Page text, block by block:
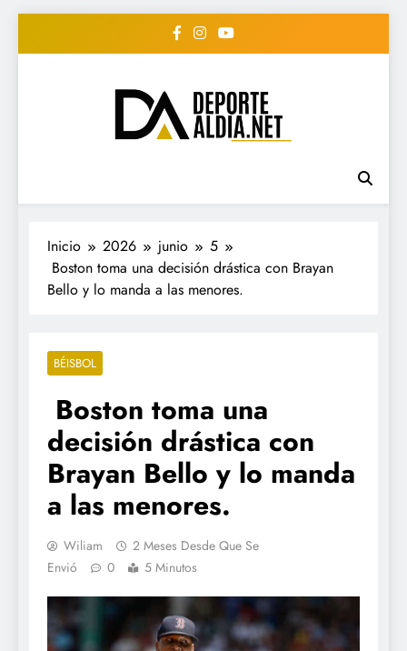
• DEPORTE AL DIA •
"Periodico Deportivo
Digital"
#deportealdiard #deportealdiaperiodico
Inicio 2026 junio
5
Boston toma una decisión drástica con Brayan
Bello y lo manda a las menores.
BÉISBOL
Boston toma una
decisión drástica con
Brayan Bello y lo manda
a las menores.
Wiliam
2 Meses Desde Que Se
Envió
0 5 Minutos